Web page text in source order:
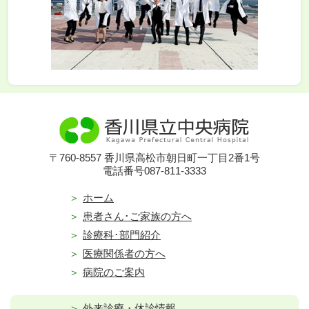
〒760-8557 香川県高松市朝日町一丁目2番1号
電話番号087-811-3333
ホーム
患者さん･ご家族の方へ
診療科･部門紹介
医療関係者の方へ
病院のご案内